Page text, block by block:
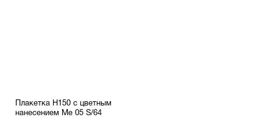
Плакетка H150 с цветным
нанесением Me 05 S/64